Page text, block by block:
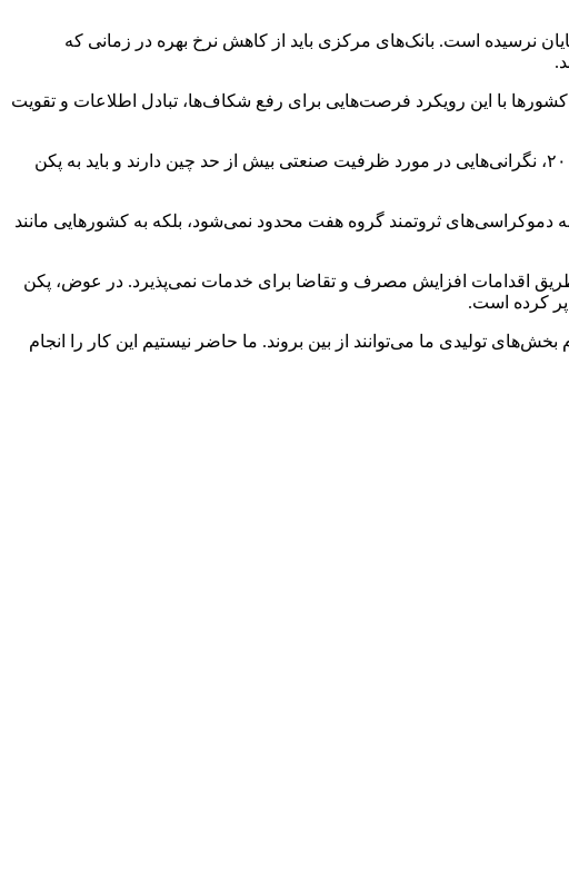
نرسیده است. بانک‌های مرکزی باید از کاهش نرخ بهره در زمانی که
داشت که بسیاری از کشورها با این رویکرد فرصت‌هایی برای رفع شکاف‌ها، تبادل اطلاعات و تقویت
از سوی دیگر وزیر خزانه‌داری ایالات متحده، جانت یلن، روز جمعه گفت که بازارهای نوظهور، از جمله برخی کشورهای عضو گروه ۲۰، نگرانی‌هایی در مورد ظرفیت صنعتی بیش از حد چین دارند و باید به پکن
دموکراسی‌های ثروتمند گروه هفت محدود نمی‌شود، بلکه به کشورهایی مانند
طریق اقدامات افزایش مصرف و تقاضا برای خدمات نمی‌پذیرد. در عوض، پکن
پر کرده است.
تولیدی ما می‌توانند از بین بروند. ما حاضر نیستیم این کار را انجام